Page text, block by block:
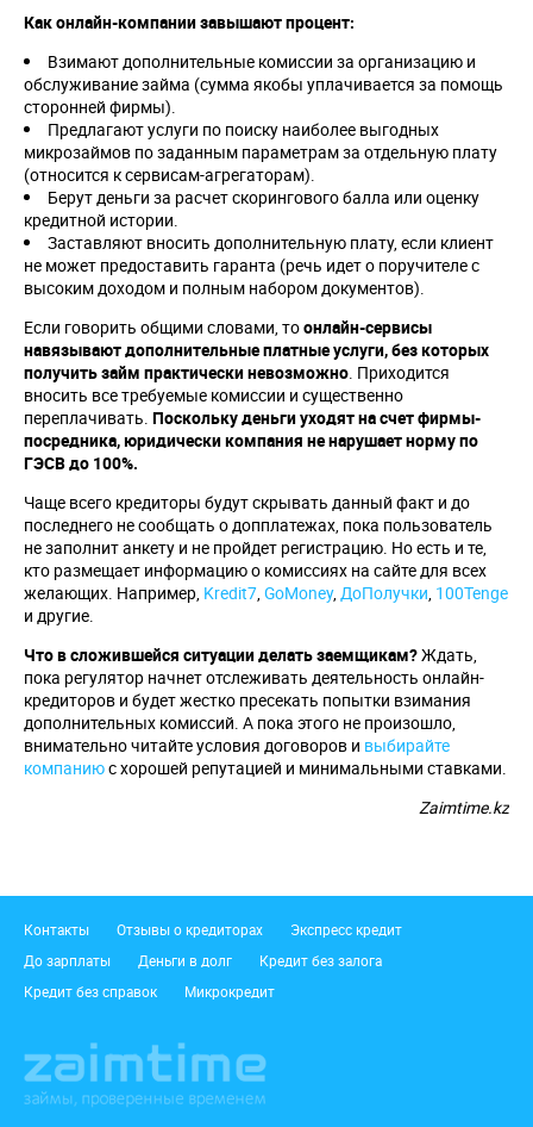
Как онлайн-компании завышают процент:
Взимают дополнительные комиссии за организацию и
обслуживание займа (сумма якобы уплачивается за помощь
сторонней фирмы).
Предлагают услуги по поиску наиболее выгодных
микрозаймов по заданным параметрам за отдельную плату
(относится к сервисам-агрегаторам).
Берут деньги за расчет скорингового балла или оценку
кредитной истории.
Заставляют вносить дополнительную плату, если клиент
не может предоставить гаранта (речь идет о поручителе с
высоким доходом и полным набором документов).
Если говорить общими словами, тоонлайн-сервисы
навязывают дополнительные платные услуги, без которых
получить займ практически невозможно. Приходится
вносить все требуемые комиссии и существенно
переплачивать. Поскольку деньги уходят на счет фирмы-
посредника, юридически компания не нарушает норму по
ГЭСВ до 100%.
Чаще всего кредиторы будут скрывать данный факт и до
последнего не сообщать о допплатежах, пока пользователь
не заполнит анкету и не пройдет регистрацию. Но есть и те,
кто размещает информацию о комиссиях на сайте для всех
желающих. Например, Kredit7, GoMoney, ДоПолучки, 100Tenge
и другие.
Что в сложившейся ситуации делать заемщикам?Ждать,
пока регулятор начнет отслеживать деятельность онлайн-
кредиторов и будет жестко пресекать попытки взимания
дополнительных комиссий. А пока этого не произошло,
внимательно читайте условия договоров и выбирайте
компаниюс хорошей репутацией и минимальными ставками.
Zaimtime.kz
Подвал
Контакты Отзывы о кредиторах
Экспресс кредит
До зарплаты
Деньги в долг
Кредит без залога
Кредит без справок
Микрокредит